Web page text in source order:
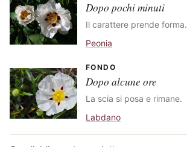
Dopo pochi minuti
Il carattere prende forma.
Peonia
FONDO
Dopo alcune ore
La scia si posa e rimane.
Labdano